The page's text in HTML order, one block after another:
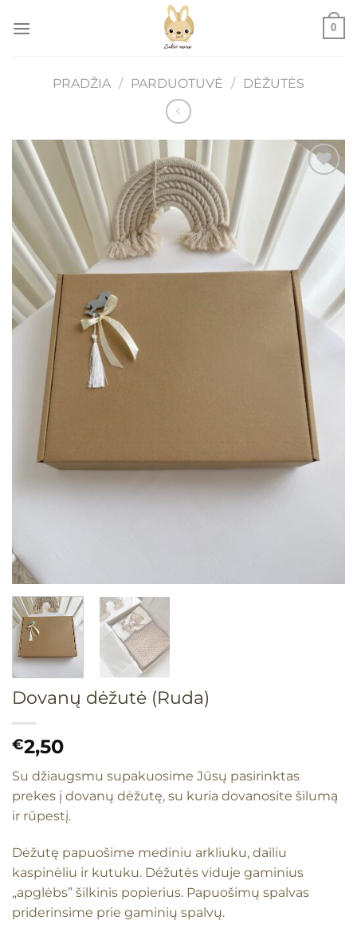
0
PRADŽIA / PARDUOTUVĖ / DĖŽUTĖS
Mėgstamiausias
Dovanų dėžutė (Ruda)
€2,50
Su džiaugsmu supakuosime Jūsų pasirinktas
prekes į dovanų dėžutę, su kuria dovanosite šilumą
ir rūpestį.
Dėžutę papuošime mediniu arkliuku, dailiu
kaspinėliu ir kutuku. Dėžutės viduje gaminius
„apglėbs” šilkinis popierius. Papuošimų spalvas
priderinsime prie gaminių spalvų.